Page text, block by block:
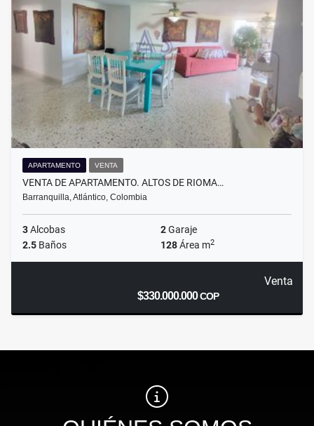
APARTAMENTO VENTA
VENTA DE APARTAMENTO. ALTOS DE RIOMA…
Barranquilla, Atlántico, Colombia
3Alcobas 2Garaje
2.5 Baños 128Área m2
Venta
$330.000.000COP